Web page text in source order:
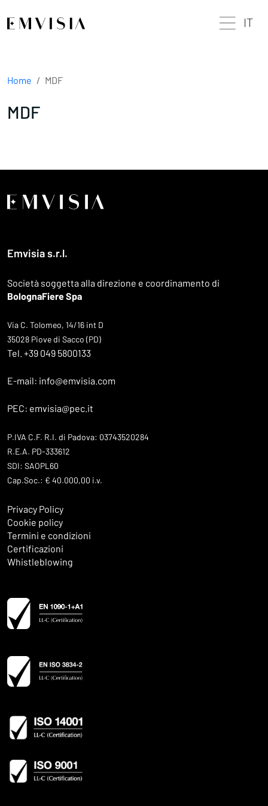
IT
Home MDF
MDF
Emvisia s.r.l.
Società soggetta alla direzione e coordinamento di
BolognaFiere Spa
Via C. Tolomeo, 14/16 int D
35028 Piove di Sacco (PD)
Tel. +39 049 5800133
E-mail: info@emvisia.com
PEC: emvisia@pec.it
P.IVA C.F. R.I. di Padova: 03743520284
R.E.A. PD-333612
SDI: SAOPL60
Cap.Soc.: € 40.000,00 i.v.
Privacy Policy
Cookie policy
Termini e condizioni
Certificazioni
Whistleblowing